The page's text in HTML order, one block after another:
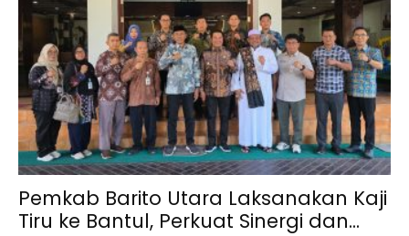
Pemkab Barito Utara Laksanakan Kaji
Tiru ke Bantul, Perkuat Sinergi dan...